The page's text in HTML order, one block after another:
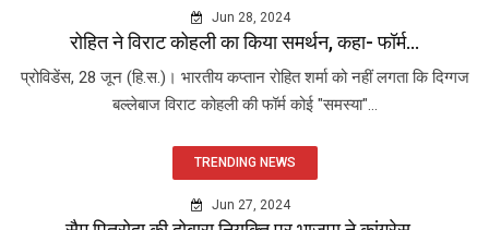
Jun 28, 2024
रोहित ने विराट कोहली का किया समर्थन, कहा- फॉर्म...
प्रोविडेंस, 28 जून (हि.स.)। भारतीय कप्तान रोहित शर्मा को नहीं लगता कि दिग्गज
बल्लेबाज विराट कोहली की फॉर्म कोई "समस्या"...
TRENDING NEWS
Jun 27, 2024